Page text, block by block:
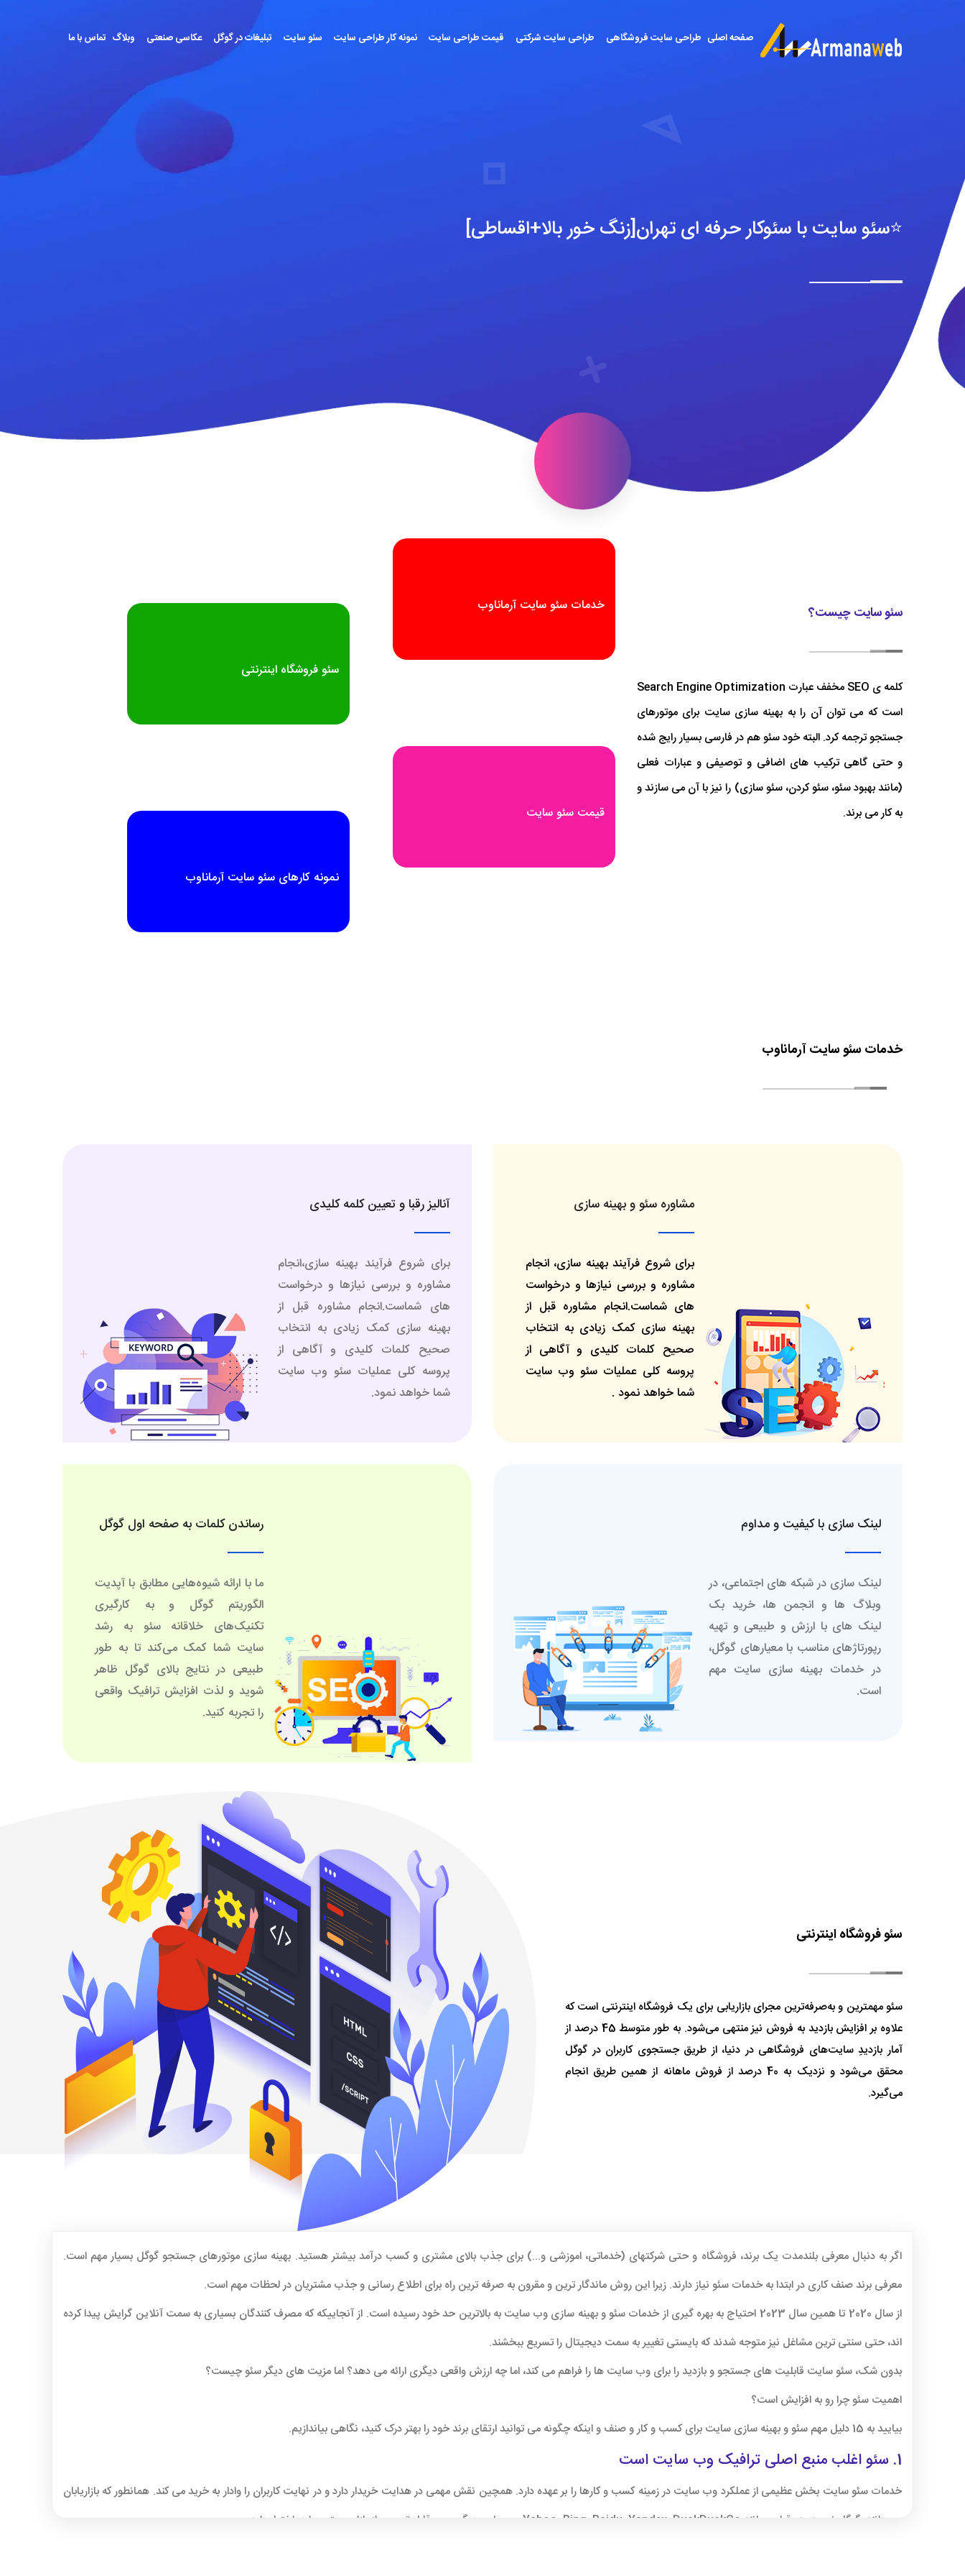
صفحه اصلی طراحی سایت فروشگاهی طراحی سایت شرکتی قیمت طراحی سایت نمونه کار طراحی سایت سئو سایت تبلیغات در گوگل عکاسی صنعتی وبلاگ تماس با ما
⭐️سئو سایت با سئوکار حرفه ای تهران[زنگ خور بالا+اقساطی]
سئو سایت چیست؟
کلمه ی SEO مخفف عبارت Search Engine Optimization
است که می توان آن را به بهینه سازی سایت برای موتورهای
جستجو ترجمه کرد. البته خود سئو هم در فارسی بسیار رایج شده
و حتی گاهی ترکیب های اضافی و توصیفی و عبارات فعلی
(مانند بهبود سئو، سئو کردن، سئو سازی) را نیز با آن می سازند و
به کار می برند.
خدمات سئو سایت آرماناوب
قیمت سئو سایت
سئو فروشگاه اینترنتی
نمونه کارهای سئو سایت آرماناوب
خدمات سئو سایت آرماناوب
مشاوره سئو و بهینه سازی
برای شروع فرآیند بهینه سازی، انجام
مشاوره و بررسی نیازها و درخواست
های شماست.انجام مشاوره قبل از
بهینه سازی کمک زیادی به انتخاب
صحیح کلمات کلیدی و آگاهی از
پروسه کلی عملیات سئو وب سایت
شما خواهد نمود .
آنالیز رقبا و تعیین کلمه کلیدی
برای شروع فرآیند بهینه سازی،انجام
مشاوره و بررسی نیازها و درخواست
های شماست.انجام مشاوره قبل از
بهینه سازی کمک زیادی به انتخاب
صحیح کلمات کلیدی و آگاهی از
پروسه کلی عملیات سئو وب سایت
شما خواهد نمود.
لینک سازی​ با کیفیت و مداوم
لینک سازی در شبکه های اجتماعی، در
وبلاگ ها و انجمن ها، خرید بک
لینک های با ارزش و طبیعی و تهیه
رپورتاژهای مناسب با معیارهای گوگل،
در خدمات بهینه سازی سایت مهم
است.
رساندن کلمات به صفحه اول گوگل
ما با ارائه شیوه‌هایی مطابق با آپدیت
الگوریتم‌ گوگل و به کارگیری
تکنیک‌های خلاقانه سئو به رشد
سایت شما کمک می‌‌کند تا به طور
طبیعی در نتایج بالای گوگل ظاهر
شوید و لذت افزایش ترافیک واقعی
را تجربه کنید.
سئو فروشگاه اینترنتی
سئو مهمترین و به‌صرفه‌ترین مجرای بازاریابی برای یک فروشگاه اینترنتی است که
علاوه بر افزایش بازدید به فروش نیز منتهی می‌شود. به طور متوسط 45 درصد از
آمار بازدیدِ سایت‌های فروشگاهی در دنیا، از طریق جستجوی کاربران در گوگل
محقق می‌شود و نزدیک به 40 درصد از فروش ماهانه از همین طریق انجام
می‌گیرد.
اگر به دنبال معرفی بلندمدت یک برند، فروشگاه و حتی شرکتهای (خدماتی، اموزشی و...) برای جذب بالای مشتری و کسب درآمد بیشتر هستید. بهینه سازی موتورهای جستجو گوگل بسیار مهم است.
معرفی برند صنف کاری در ابتدا به خدمات سئو نیاز دارند. زیرا این روش ماندگار ترین و مقرون به صرفه ترین راه برای اطلاع رسانی و جذب مشتریان در لحظات مهم است.
از سال 2020 تا همین سال 2023 احتیاج به بهره گیری از خدمات سئو و بهینه سازی وب سایت به بالاترین حد خود رسیده است. از آنجاییکه که مصرف کنندگان بسیاری به سمت آنلاین گرایش پیدا کرده
اند، حتی سنتی ترین مشاغل نیز متوجه شدند که بایستی تغییر به سمت دیجیتال را تسریع ببخشند.
بدون شک، سئو سایت قابلیت های جستجو و بازدید را برای وب سایت ها را فراهم می کند، اما چه ارزش واقعی دیگری ارائه می دهد؟ اما مزیت های دیگر سئو چیست؟
اهمیت سئو چرا رو به افزایش است؟
بیایید به 15 دلیل مهم سئو و بهینه سازی سایت برای کسب و کار و صنف و اینکه چگونه می توانید ارتقای برند خود را بهتر درک کنید، نگاهی بیاندازیم.
1. سئو اغلب منبع اصلی ترافیک وب سایت است
خدمات سئو سایت بخش عظیمی از عملکرد وب سایت در زمینه کسب و کارها را بر عهده دارد. همچین نقش مهمی در هدایت خریدار دارد و در نهایت کاربران را وادار به خرید می کند. همانطور که بازاریابان
می دانند، گوگل نسبت به رقبایی مانند Yahoo، Bing، Baidu، Yandex، DuckDuckGo و بسیاری دیگر، سهم قابل توجهی از بازار جستجو را در اختیار دارد.